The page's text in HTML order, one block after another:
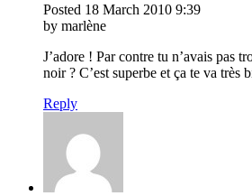
Posted 18 March 2010 9:39
by marlène
J’adore ! Par contre tu n’avais pas
noir ? C’est superbe et ça te va très
Reply